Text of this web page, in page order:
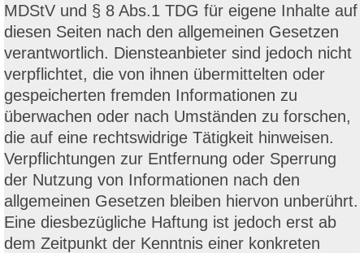
MDStV und § 8 Abs.1 TDG für eigene Inhalte auf
diesen Seiten nach den allgemeinen Gesetzen
verantwortlich. Diensteanbieter sind jedoch nicht
verpflichtet, die von ihnen übermittelten oder
gespeicherten fremden Informationen zu
überwachen oder nach Umständen zu forschen,
die auf eine rechtswidrige Tätigkeit hinweisen.
Verpflichtungen zur Entfernung oder Sperrung
der Nutzung von Informationen nach den
allgemeinen Gesetzen bleiben hiervon unberührt.
Eine diesbezügliche Haftung ist jedoch erst ab
dem Zeitpunkt der Kenntnis einer konkreten